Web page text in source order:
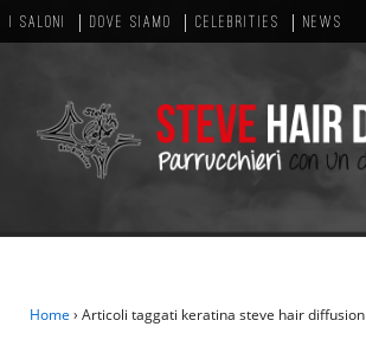
I SALONI DOVE SIAMO CELEBRITIES NEWS
Home › Articoli taggati keratina steve hair diffusion